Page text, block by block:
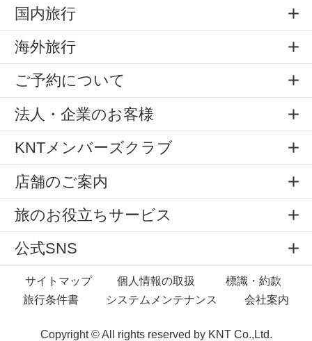
国内旅行
海外旅行
ご予約について
法人・企業のお客様
KNTメンバーズクラブ
店舗のご案内
旅のお役立ちサービス
公式SNS
サイトマップ 個人情報の取扱
標識・約款
旅行条件書
システムメンテナンス 会社案内
Copyright © All rights reserved by KNT Co.,Ltd.